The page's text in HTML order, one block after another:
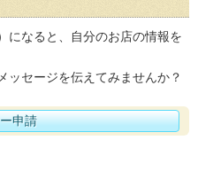
になると、自分のお店の情報を
ッセージを伝えてみませんか？
申請